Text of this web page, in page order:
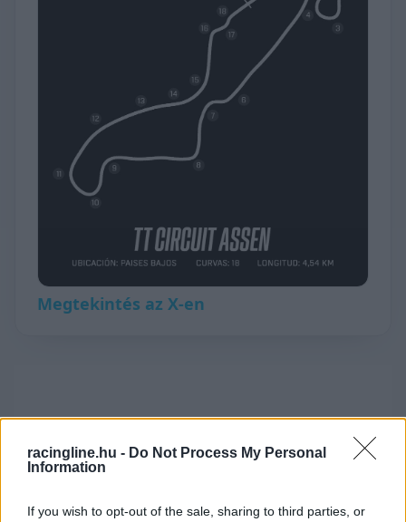
racingline.hu - Do Not Process My Personal
Information
If you wish to opt-out of the sale, sharing to third parties, or
Megtekintés az X-en